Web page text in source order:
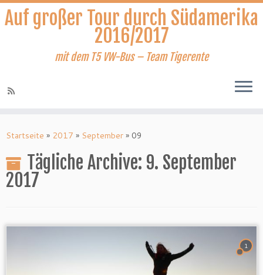
Inhalt
Auf großer Tour durch Südamerika
2016/2017
mit dem T5 VW-Bus – Team Tigerente
Startseite » 2017 » September » 09
Tägliche Archive: 9. September
2017
1